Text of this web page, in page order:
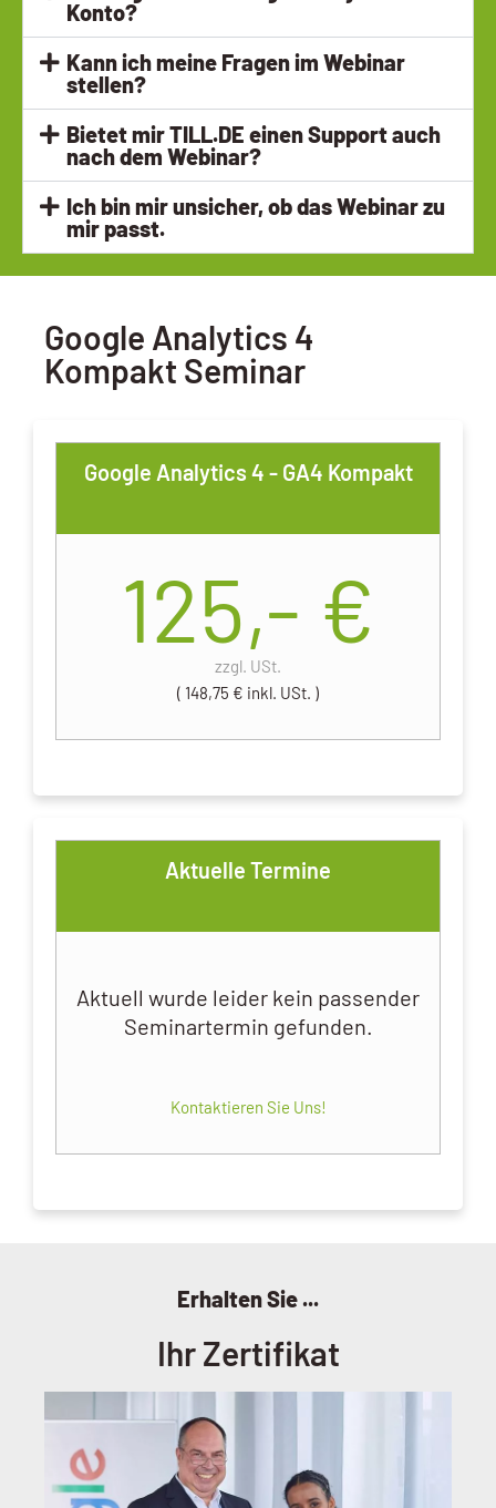
Konto?
Kann ich meine Fragen im Webinar
stellen?
Bietet mir TILL.DE einen Support auch
nach dem Webinar?
Ich bin mir unsicher, ob das Webinar zu
mir passt.
Google Analytics 4
Kompakt Seminar
Google Analytics 4 - GA4 Kompakt
125,- €
zzgl. USt.
( 148,75 € inkl. USt. )
Aktuelle Termine
Aktuell wurde leider kein passender
Seminartermin gefunden.
Kontaktieren Sie Uns!
Erhalten Sie ...
Ihr Zertifikat